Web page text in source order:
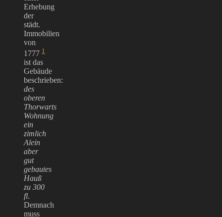
Erhebung
der
städt.
Immobilien
von
1777 1
ist das
Gebäude
beschrieben:
des
oberen
Thorwarts
Wohnung
ein
zimlich
Alein
aber
gut
gebautes
Hauß
zu 300
fl.
Demnach
muss